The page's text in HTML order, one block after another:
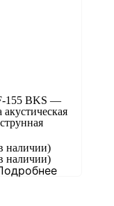
155 BKS —
акустическая
наличии)
наличии)